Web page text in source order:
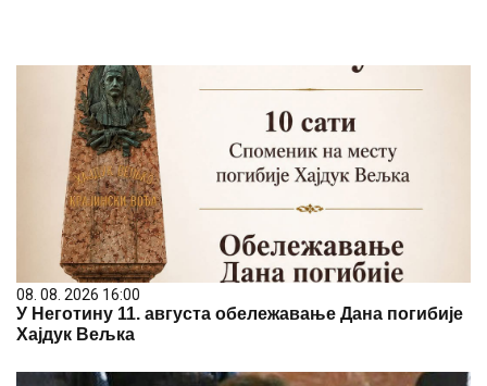
08. 08. 2026 16:00
У Неготину 11. августа обележавање Дана погибије
Хајдук Вељка